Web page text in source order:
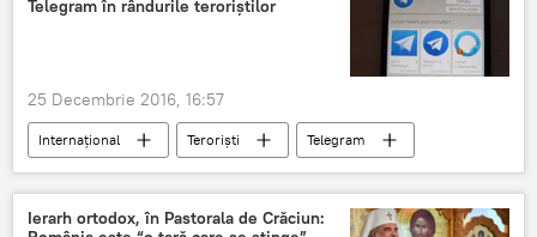
Telegram în rândurile teroriștilor
25 Decembrie 2016, 16:57
Internaţional Teroriști
Telegram
SUA
Ierarh ortodox, în Pastorala de Crăciun: